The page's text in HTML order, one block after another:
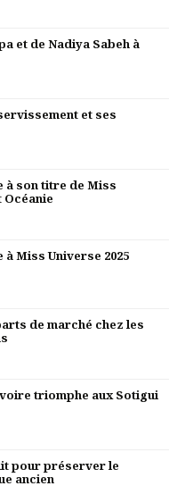
et de Nadiya Sabeh à
et ses
à son titre de Miss
à Miss Universe 2025
de marché chez les
triomphe aux Sotigui
pour préserver le
ancien